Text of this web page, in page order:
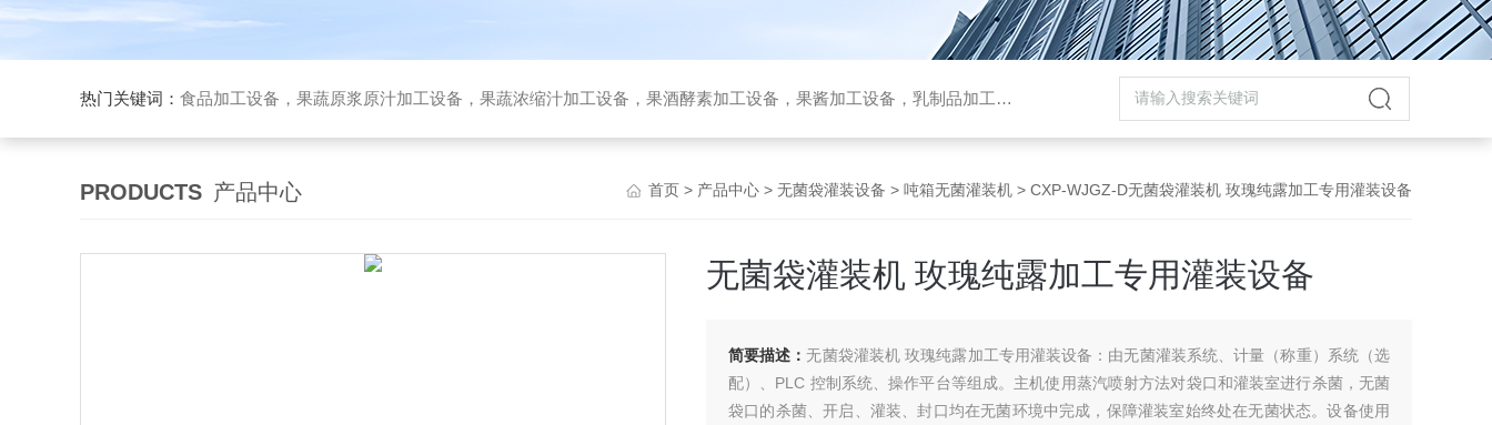
热门关键词： 食品加工设备，果蔬原浆原汁加工设备，果蔬浓缩汁加工设备，果酒酵素加工设备，果酱加工设备，乳制品加工设备，生物提取加工设备，破碎榨汁设备，高温杀菌设备，无菌袋灌装机，UHT管式杀菌机，去核破碎机，高速精制打浆机，带式压榨机
PRODUCTS 产品中心 首页 > 产品中心 > 无菌袋灌装设备 > 吨箱无菌灌装机 > CXP-WJGZ-D无菌袋灌装机 玫瑰纯露加工专用灌装设备
无菌袋灌装机 玫瑰纯露加工专用灌装设备
简要描述：无菌袋灌装机 玫瑰纯露加工专用灌装设备：由无菌灌装系统、计量（称重）系统（选
配）、PLC 控制系统、操作平台等组成。主机使用蒸汽喷射方法对袋口和灌装室进行杀菌，无菌
袋口的杀菌、开启、灌装、封口均在无菌环境中完成，保障灌装室始终处在无菌状态。设备使用